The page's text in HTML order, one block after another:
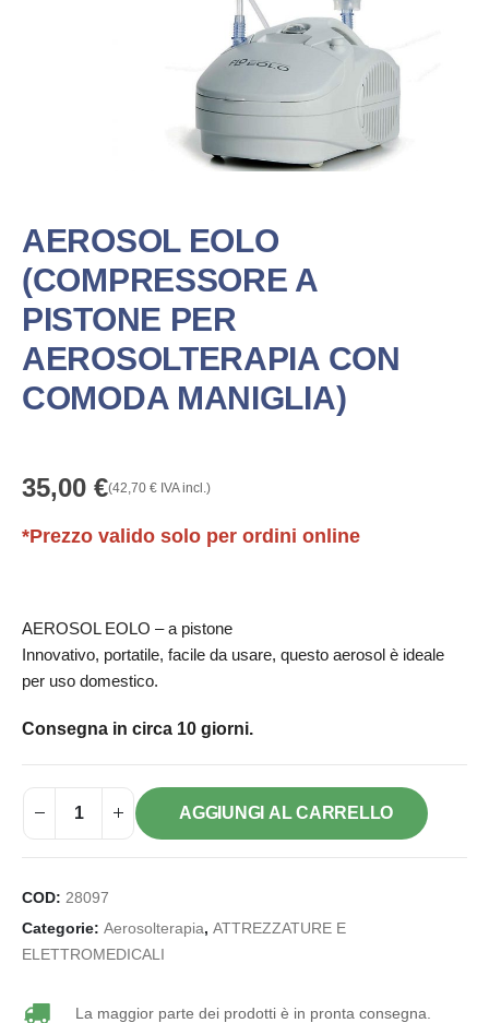
AEROSOL EOLO
(COMPRESSORE A
PISTONE PER
AEROSOLTERAPIA CON
COMODA MANIGLIA)
35,00 €(42,70 € IVA incl.)
*Prezzo valido solo per ordini online
AEROSOL EOLO – a pistone
Innovativo, portatile, facile da usare, questo aerosol è ideale
per uso domestico.
Consegna in circa 10 giorni.
AGGIUNGI AL CARRELLO
COD: 28097
Categorie: Aerosolterapia, ATTREZZATURE E
ELETTROMEDICALI
La maggior parte dei prodotti è in pronta consegna.